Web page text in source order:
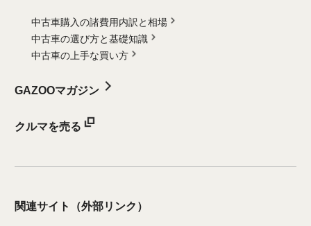
中古車購入の諸費用内訳と相場
中古車の選び方と基礎知識
中古車の上手な買い方
GAZOOマガジン
クルマを売る
関連サイト （外部リンク）